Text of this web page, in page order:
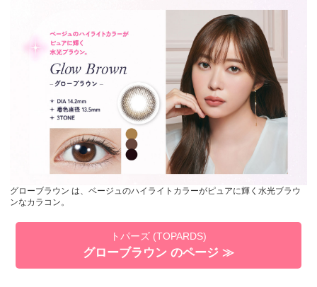
グローブラウン は、ベージュのハイライトカラーがピュアに輝く水光ブラウ
ンなカラコン。
トパーズ (TOPARDS)
グローブラウン のページ ≫